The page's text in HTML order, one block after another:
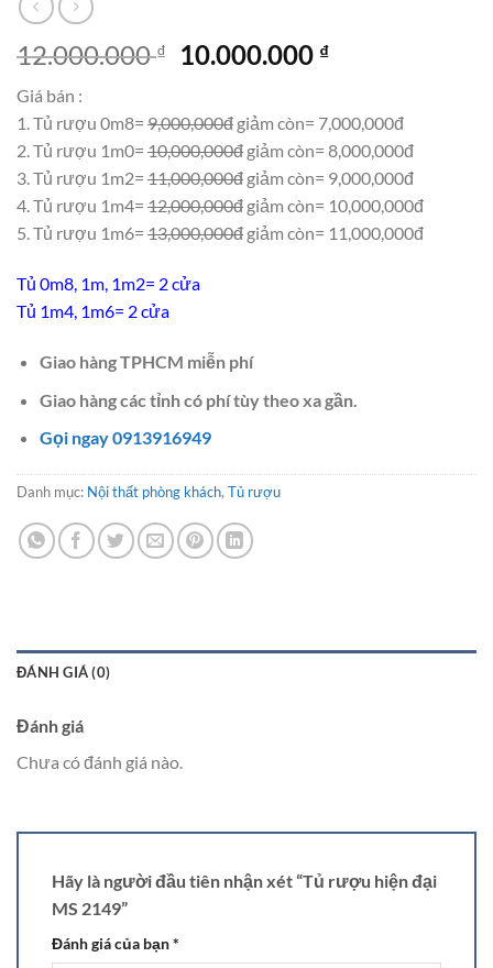
12.000.000₫
Giá
12.000.000 ₫.
10.000.000 ₫Giá
là:
10.000.000 ₫.
Giá bán :
1. Tủ rượu 0m8= 9,000,000đ giảm còn= 7,000,000đ
2. Tủ rượu 1m0= 10,000,000đ giảm còn= 8,000,000đ
3. Tủ rượu 1m2= 11,000,000đ giảm còn= 9,000,000đ
4. Tủ rượu 1m4= 12,000,000đ giảm còn= 10,000,000đ
5. Tủ rượu 1m6= 13,000,000đ giảm còn= 11,000,000đ
Tủ 0m8, 1m, 1m2= 2 cửa
Tủ 1m4, 1m6= 2 cửa
Giao hàng TPHCM miễn phí
Giao hàng các tỉnh có phí tùy theo xa gần.
Gọi ngay 0913916949
Danh mục: Nội thất phòng khách, Tủ rượu
ĐÁNH GIÁ (0)
Đánh giá
Chưa có đánh giá nào.
Hãy là người đầu tiên nhận xét “Tủ rượu hiện đại
MS 2149”
Đánh giá của bạn*